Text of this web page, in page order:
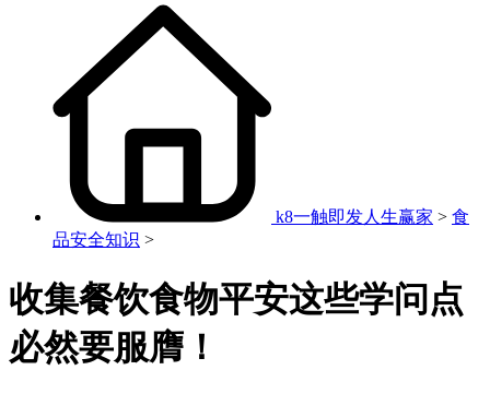
k8一触即发人生赢家 > 食
品安全知识 >
收集餐饮食物平安这些学问点
必然要服膺！